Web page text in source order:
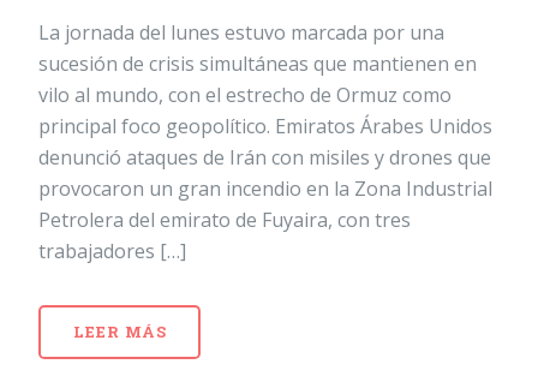
La jornada del lunes estuvo marcada por una
sucesión de crisis simultáneas que mantienen en
vilo al mundo, con el estrecho de Ormuz como
principal foco geopolítico. Emiratos Árabes Unidos
denunció ataques de Irán con misiles y drones que
provocaron un gran incendio en la Zona Industrial
Petrolera del emirato de Fuyaira, con tres
trabajadores […]
LEER MÁS